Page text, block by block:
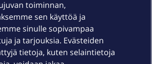
toiminnan,
sen käyttöä ja
sinulle sopivampaa
ja tarjouksia. Evästeiden
tietoja, kuten selaintietoja